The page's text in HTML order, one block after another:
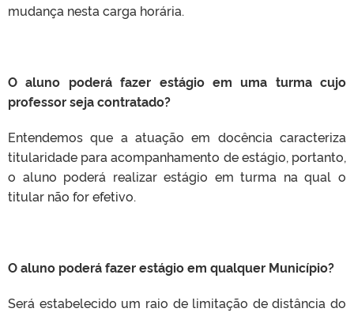
mudança nesta carga horária.
O aluno poderá fazer estágio em uma turma cujo
professor seja contratado?
Entendemos que a atuação em docência caracteriza
titularidade para acompanhamento de estágio, portanto,
o aluno poderá realizar estágio em turma na qual o
titular não for efetivo.
O aluno poderá fazer estágio em qualquer Município?
Será estabelecido um raio de limitação de distância do